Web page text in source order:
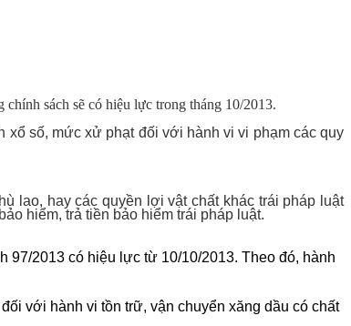
sách sẽ có hiệu lực trong tháng 10/2013.
số, mức xử phạt đối với hành vi vi phạm các quy
lao, hay các quyền lợi vật chất khác trái pháp luật
hiểm, trả tiền bảo hiểm trái pháp luật.
97/2013 có hiệu lực từ 10/10/2013. Theo đó, hành
với hành vi tồn trữ, vận chuyển xăng dầu có chất